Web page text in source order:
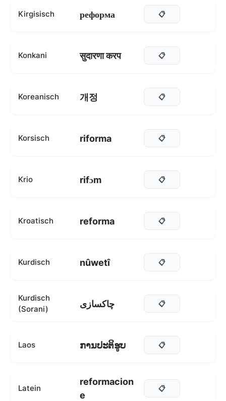
Kirgisisch реформа 📋
Konkani सुदारणा करप 📋
Koreanisch 개정 📋
Korsisch riforma 📋
Krio rifɔm 📋
Kroatisch reforma 📋
Kurdisch nûwetî 📋
Kurdisch
(Sorani)
چاکسازی 📋
Laos ການປະຕິຮູບ 📋
Latein
reformacion
e
📋